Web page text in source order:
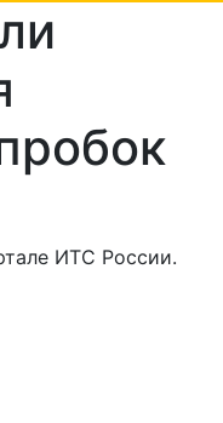
ИТС России.